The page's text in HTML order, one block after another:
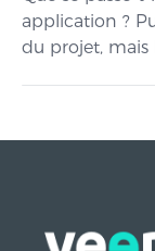
application ?
du projet, mais